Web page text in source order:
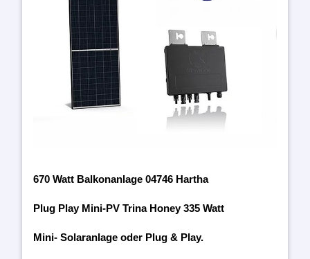
670 Watt Balkonanlage 04746 Hartha
Plug Play Mini-PV Trina Honey 335 Watt
Mini- Solaranlage oder Plug & Play.